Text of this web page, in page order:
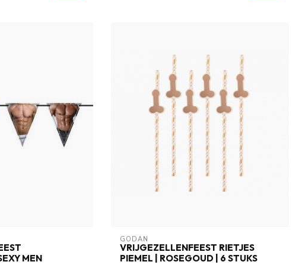
MEN
GODAN
VRIJGEZELLENFEEST RIETJES
PIEMEL | ROSEGOUD | 6 STUKS